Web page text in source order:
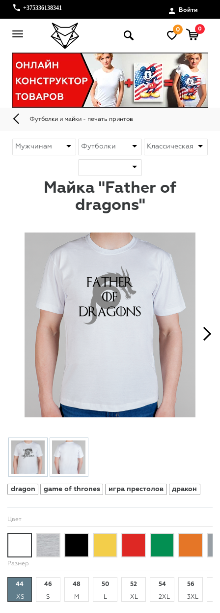
+375336138341 Войти
0 0
Футболки и майки - печать принтов
Майка "Father of
dragons"
dragon game of thrones игра престолов дракон
Цвет
Размер
44
XS
46
S
48
M
50
L
52
XL
54
2XL
56
3XL